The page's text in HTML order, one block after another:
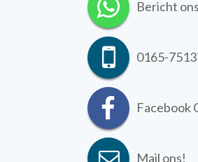
Bericht
0165-
Facebook
Mail ons!